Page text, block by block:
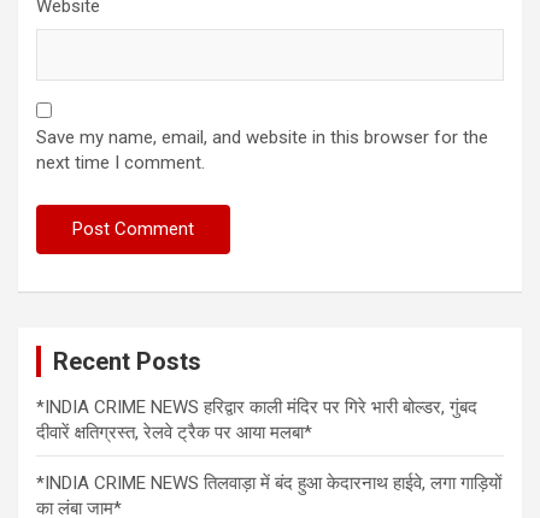
Website
Save my name, email, and website in this browser for the
next time I comment.
Recent Posts
*INDIA CRIME NEWS हरिद्वार काली मंदिर पर गिरे भारी बोल्डर, गुंबद
दीवारें क्षतिग्रस्त, रेलवे ट्रैक पर आया मलबा*
*INDIA CRIME NEWS तिलवाड़ा में बंद हुआ केदारनाथ हाईवे, लगा गाड़ियों
का लंबा जाम*